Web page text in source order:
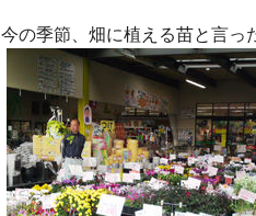
今の季節、畑に植える苗と言っ